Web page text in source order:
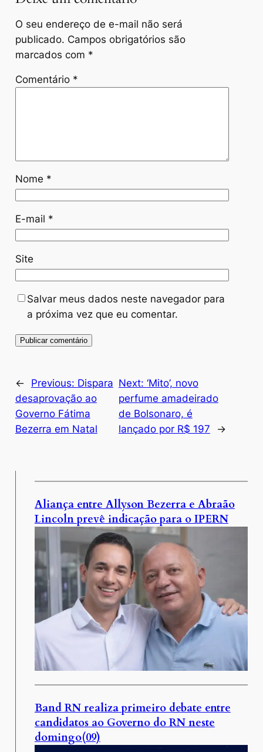
O seu endereço de e-mail não será
publicado. Campos obrigatórios são
marcados com *
Comentário *
Nome *
E-mail *
Site
Salvar meus dados neste navegador para
a próxima vez que eu comentar.
← Previous: Dispara
desaprovação ao
Governo Fátima
Bezerra em Natal
Next: ‘Mito’, novo
perfume amadeirado
de Bolsonaro, é
lançado por R$ 197
→
Aliança entre Allyson Bezerra e Abraão
Lincoln prevê indicação para o IPERN
Band RN realiza primeiro debate entre
candidatos ao Governo do RN neste
domingo(09)